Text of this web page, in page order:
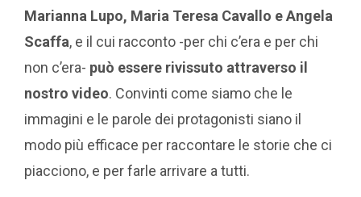
Marianna Lupo, Maria Teresa Cavallo e Angela
Scaffa, e il cui racconto -per chi c’era e per chi
non c’era- può essere rivissuto attraverso il
nostro video. Convinti come siamo che le
immagini e le parole dei protagonisti siano il
modo più efficace per raccontare le storie che ci
piacciono, e per farle arrivare a tutti.